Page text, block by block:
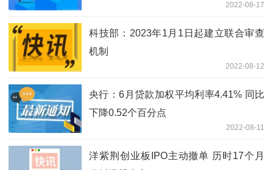
2022-08-17
科技部：2023年1月1日起建立联合审查
机制
2022-08-12
央行：6月贷款加权平均利率4.41% 同比
下降0.52个百分点
2022-08-11
洋紫荆创业板IPO主动撤单 历时17个月